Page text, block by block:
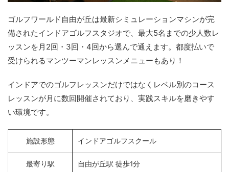
ゴルフワールド自由が丘は最新シミュレーションマシンが完
備されたインドアゴルフスタジオで、最大5名までの少人数レ
ッスンを月2回・3回・4回から選んで通えます。都度払いで
受けられるマンツーマンレッスンメニューもあり！
インドアでのゴルフレッスンだけではなくレベル別のコース
レッスンが月に数回開催されており、実践スキルを磨きやす
い環境です。
施設形態 インドアゴルフスクール
最寄り駅 自由が丘駅 徒歩1分